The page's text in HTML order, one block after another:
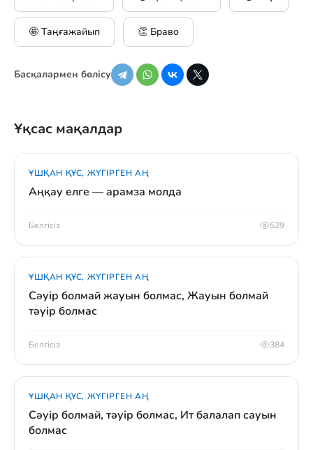
🤩 Таңғажайып 👏 Браво
Басқалармен бөлісу
Ұқсас мақалдар
ҰШҚАН ҚҰС, ЖҮГІРГЕН АҢ
Аңқау елге — арамза молда
Белгісіз 529
ҰШҚАН ҚҰС, ЖҮГІРГЕН АҢ
Сәуір болмай жауын болмас, Жауын болмай
тәуір болмас
Белгісіз 384
ҰШҚАН ҚҰС, ЖҮГІРГЕН АҢ
Сәуір болмай, тәуір болмас, Ит балалап сауын
болмас